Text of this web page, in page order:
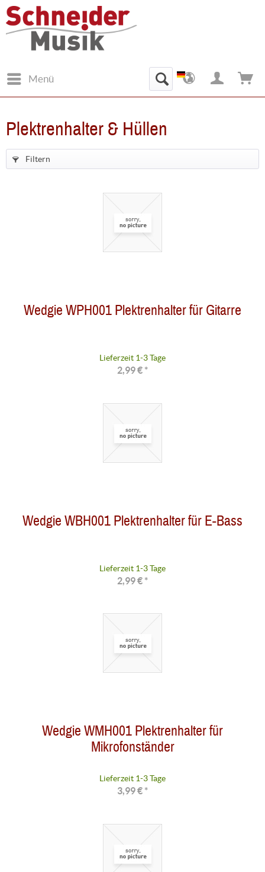
Menü
Plektrenhalter & Hüllen
Filtern
Wedgie WPH001 Plektrenhalter für Gitarre
Lieferzeit 1-3 Tage
2,99 € *
Wedgie WBH001 Plektrenhalter für E-Bass
Lieferzeit 1-3 Tage
2,99 € *
Wedgie WMH001 Plektrenhalter für
Mikrofonständer
Lieferzeit 1-3 Tage
3,99 € *